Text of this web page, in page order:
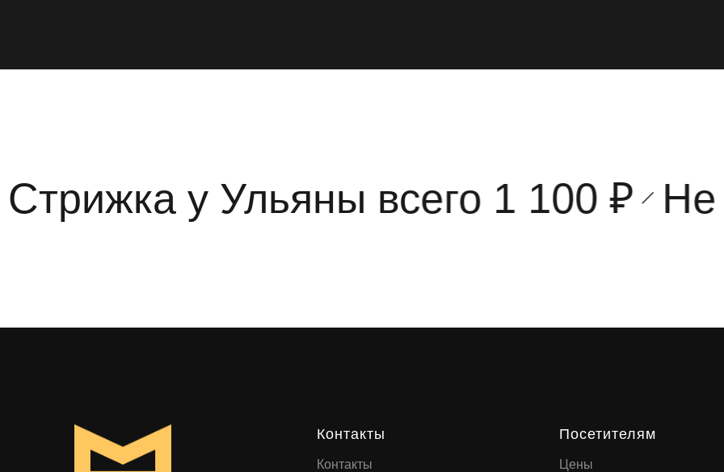
у Ульяны всего 1 100 ₽ Не
Контакты
Контакты
Посетителям
Цены